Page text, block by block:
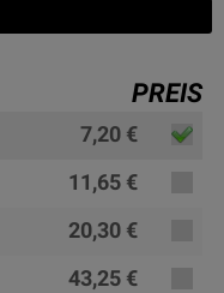
PREIS
7,20 €
11,65 €
20,30 €
43,25 €